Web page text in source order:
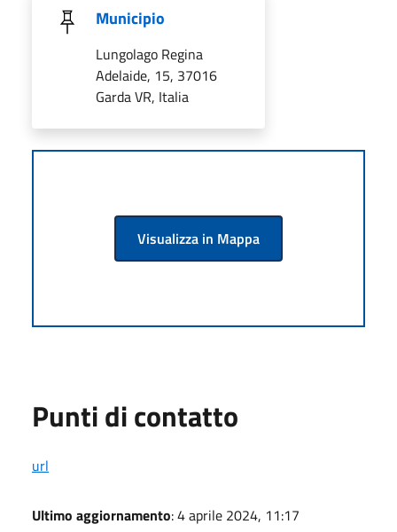
Municipio
Lungolago Regina
Adelaide, 15, 37016
Garda VR, Italia
Visualizza in Mappa
Punti di contatto
url
Ultimo aggiornamento: 4 aprile 2024, 11:17